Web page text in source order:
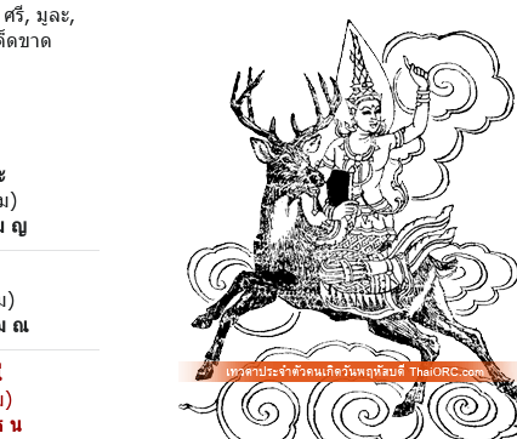
รี, มูละ,
ดขาด
)
ญ
)
ณ
)
น